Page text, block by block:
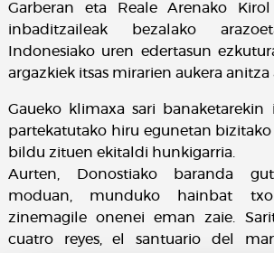
Garberan eta Reale Arenako Kirol
inbaditzaileak bezalako
Indonesiako uren edertasun
argazkiek itsas mirarien aukera
Gaueko klimaxa sari banaketarekin
partekatutako hiru egunetan
bildu zituen ekitaldi hunkigarria.
Aurten, Donostiako baranda
moduan, munduko hainbat
zinemagile onenei eman zaie.
cuatro reyes, el santuario del